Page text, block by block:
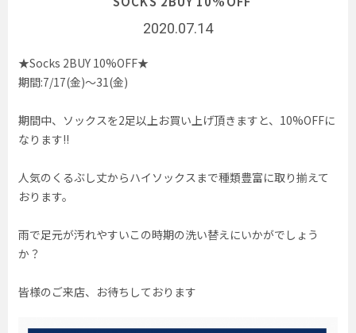
2020.07.14
★Socks 2BUY 10%OFF★
期間:7/17(金)〜31(金)
期間中、ソックスを2足以上お買い上げ頂きますと、10%OFFに
なります!!
人気のくるぶし丈からハイソックスまで種類豊富に取り揃えて
おります。
雨で足元が汚れやすいこの時期の洗い替えにいかがでしょう
か？
皆様のご来店、お待ちしております